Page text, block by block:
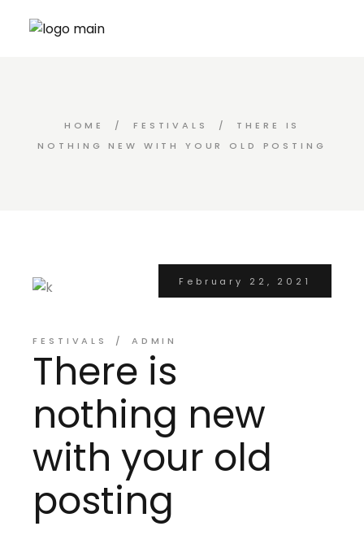
HOME FESTIVALS
THERE IS
NOTHING NEW WITH YOUR OLD POSTING
February 22, 2021
FESTIVALS ADMIN
There is
nothing new
with your old
posting